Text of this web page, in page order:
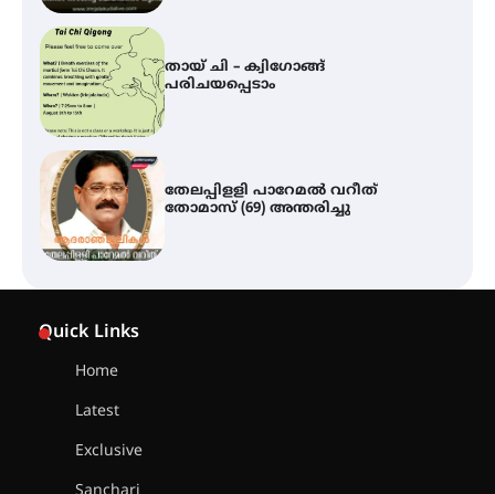
തായ് ചി – ക്വിഗോങ്ങ്
പരിചയപ്പെടാം
തേലപ്പിളളി പാറേമൽ വറീത്
തോമാസ് (69) അന്തരിച്ചു
Quick Links
Home
Latest
Exclusive